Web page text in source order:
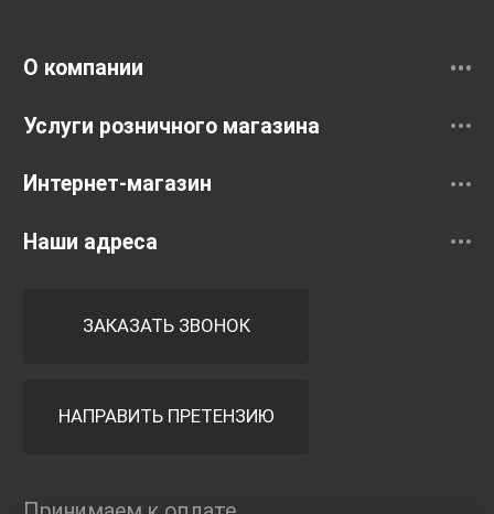
О компании
Услуги розничного магазина
Интернет-магазин
Наши адреса
ЗАКАЗАТЬ ЗВОНОК
НАПРАВИТЬ ПРЕТЕНЗИЮ